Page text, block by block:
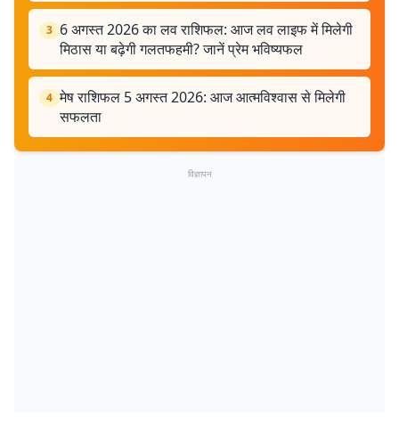
3 6 अगस्त 2026 का लव राशिफल: आज लव लाइफ में मिलेगी
मिठास या बढ़ेगी गलतफहमी? जानें प्रेम भविष्यफल
4 मेष राशिफल 5 अगस्त 2026: आज आत्मविश्वास से मिलेगी
सफलता
विज्ञापन